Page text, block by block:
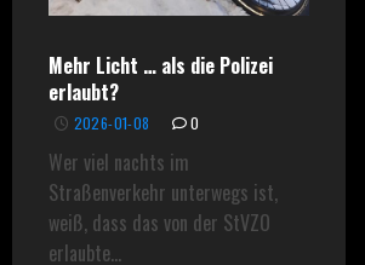
Mehr Licht … als die Polizei
erlaubt?
2026-01-08 0
Wer viel nachts im
Straßenverkehr unterwegs ist,
weiß, dass das von der StVZO
erlaubte...